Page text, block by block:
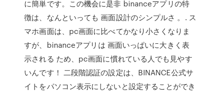
に簡単です。この機会に是非 binanceアプリの特
徴は、なんといっても 画面設計のシンプルさ 。. ス
マホ画面は、pc画面に比べてかなり小さくなりま
すが、binanceアプリは 画面いっぱいに大きく表
示される ため、pc画面に慣れている人でも見やす
いんです！ 二段階認証の設定は、BINANCE公式サ
イトをパソコン表示にしないと設定することができ